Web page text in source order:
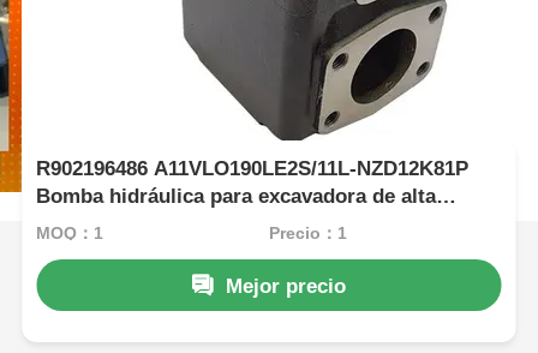
R902196486 A11VLO190LE2S/11L-NZD12K81P
Bomba hidráulica para excavadora de alta
presión Rexroth
MOQ：1 Precio：1
Mejor precio